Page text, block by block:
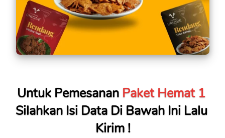
Untuk Pemesanan Paket Hemat 1
Silahkan Isi Data Di Bawah Ini Lalu
Kirim !